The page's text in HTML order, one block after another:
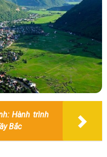
Hành trình
Bắc